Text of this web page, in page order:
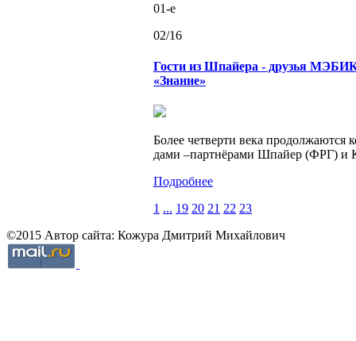
01-e
02/16
Гости из Шпайера - друзья
«Знание»
Более чет­вер­ти века про­дол­жа­ют­ся
да­ми –парт­нё­ра­ми Шпай­ер (ФРГ) и
Подробнее
1 ... 19 20 21 22 23
©2015 Автор сайта: Кожура Дмитрий Михайлович